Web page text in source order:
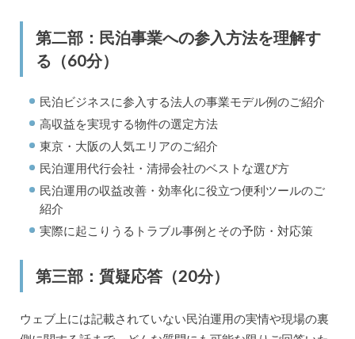
第二部：民泊事業への参入方法を理解す
る（60分）
民泊ビジネスに参入する法人の事業モデル例のご紹介
高収益を実現する物件の選定方法
東京・大阪の人気エリアのご紹介
民泊運用代行会社・清掃会社のベストな選び方
民泊運用の収益改善・効率化に役立つ便利ツールのご
紹介
実際に起こりうるトラブル事例とその予防・対応策
第三部：質疑応答（20分）
ウェブ上には記載されていない民泊運用の実情や現場の裏